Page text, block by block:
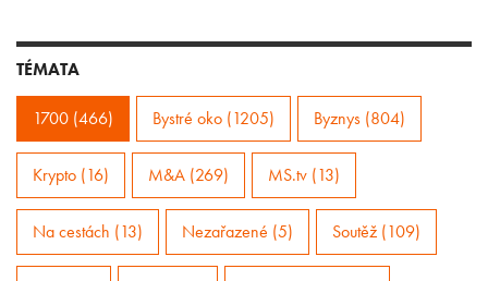
TÉMATA
1700 (466) Bystré oko (1205) Byznys (804)
Krypto (16) M&A (269) MS.tv (13)
Na cestách (13) Nezařazené (5) Soutěž (109)